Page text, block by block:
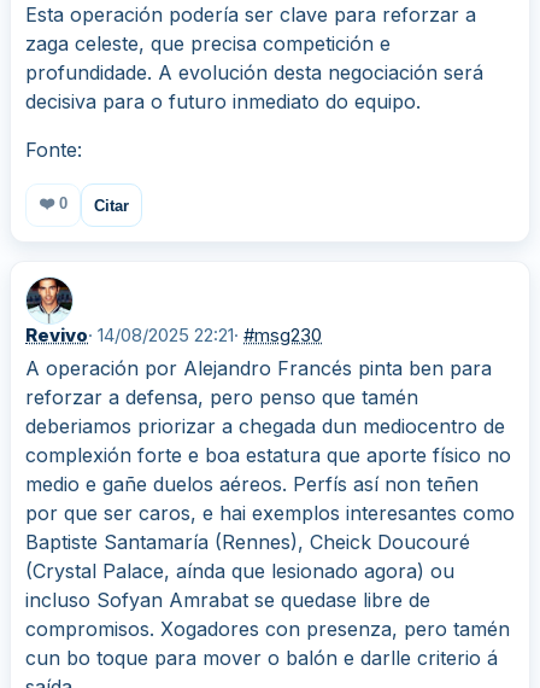
Esta operación podería ser clave para reforzar a
zaga celeste, que precisa competición e
profundidade. A evolución desta negociación será
decisiva para o futuro inmediato do equipo.
Fonte:
❤️ 0 Citar
Revivo· 14/08/2025 22:21· #msg230
A operación por Alejandro Francés pinta ben para
reforzar a defensa, pero penso que tamén
deberiamos priorizar a chegada dun mediocentro de
complexión forte e boa estatura que aporte físico no
medio e gañe duelos aéreos. Perfís así non teñen
por que ser caros, e hai exemplos interesantes como
Baptiste Santamaría (Rennes), Cheick Doucouré
(Crystal Palace, aínda que lesionado agora) ou
incluso Sofyan Amrabat se quedase libre de
compromisos. Xogadores con presenza, pero tamén
cun bo toque para mover o balón e darlle criterio á